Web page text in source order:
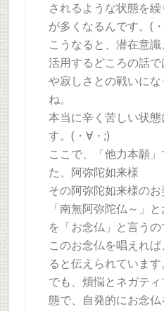
されるような状態を
が多くなるんです。(
こうなると、潜在意
活用するどころの話
や寂しさとの戦いに
ね。
本当に辛く苦しい状態
す。(・∀・;)
ここで、「他力本願
た、阿弥陀如来様
その阿弥陀如来様のお
「南無阿弥陀仏～」
を「お念仏」と言う
このお念仏を唱えれ
ると伝えられています
でも、煩悩とネガテ
態で、自発的にお念